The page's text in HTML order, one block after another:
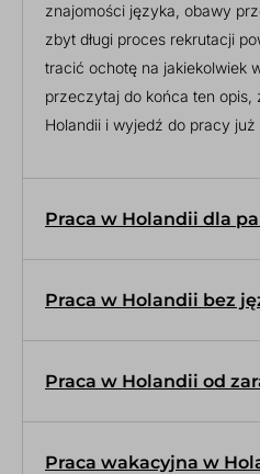
znajomości języka, obawy
zbyt długi proces rekrutacji
tracić ochotę na jakiekolwiek
przeczytaj do końca ten
Holandii i wyjedź do pracy
Praca w Holandii dla
Praca w Holandii bez
Praca w Holandii od
Praca wakacyjna w